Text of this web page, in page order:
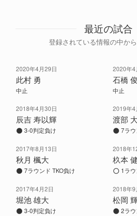
最近の試合
登録されている情報の中か
2020年4月29日
此村 勇
中止
2018年4月30日
辰吉 寿以輝
3-0判定負け
2017年8月13日
秋月 楓大
7ラウンド TKO負け
2017年4月2日
堀池 雄大
3-0判定負け
2020年4
石橋 俊
中止
2019年4
渡部
7ラ
2018年
杦本
1ラ
2018年9
松岡
2ラ